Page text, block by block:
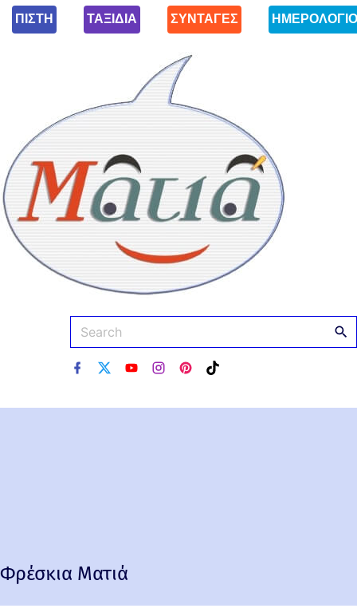
ΠΙΣΤΗ ΤΑΞΙΔΙΑ ΣΥΝΤΑΓΕΣ ΗΜΕΡΟΛΟΓΙΟ
Φρέσκια Ματιά